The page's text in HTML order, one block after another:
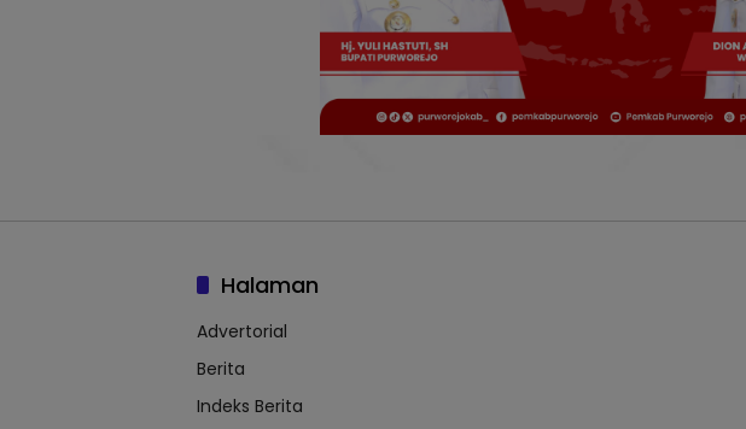
Halaman
Advertorial
Berita
Indeks Berita